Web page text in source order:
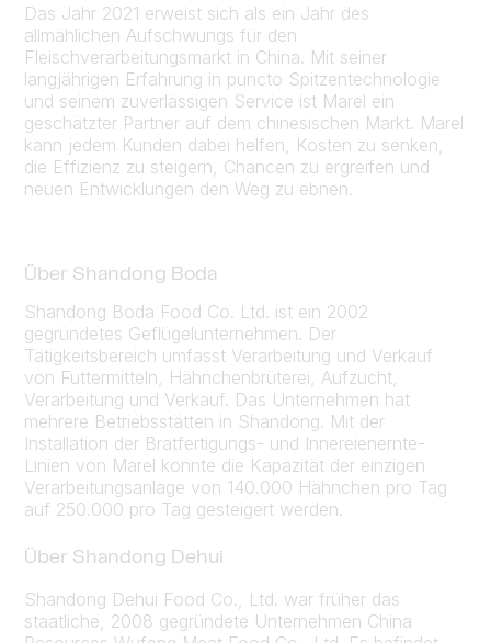
Das Jahr 2021 erweist sich als ein Jahr des
allmählichen Aufschwungs für den
Fleischverarbeitungsmarkt in China. Mit seiner
langjährigen Erfahrung in puncto Spitzentechnologie
und seinem zuverlässigen Service ist Marel ein
geschätzter Partner auf dem chinesischen Markt. Marel
kann jedem Kunden dabei helfen, Kosten zu senken,
die Effizienz zu steigern, Chancen zu ergreifen und
neuen Entwicklungen den Weg zu ebnen.
Über Shandong Boda
Shandong Boda Food Co. Ltd. ist ein 2002
gegründetes Geflügelunternehmen. Der
Tätigkeitsbereich umfasst Verarbeitung und Verkauf
von Futtermitteln, Hähnchenbrüterei, Aufzucht,
Verarbeitung und Verkauf. Das Unternehmen hat
mehrere Betriebsstätten in Shandong. Mit der
Installation der Bratfertigungs- und Innereienernte-
Linien von Marel konnte die Kapazität der einzigen
Verarbeitungsanlage von 140.000 Hähnchen pro Tag
auf 250.000 pro Tag gesteigert werden.
Über Shandong Dehui
Shandong Dehui Food Co., Ltd. war früher das
staatliche, 2008 gegründete Unternehmen China